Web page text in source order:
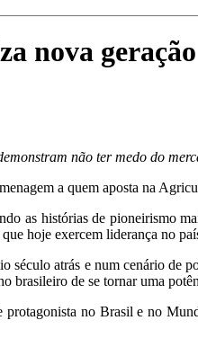
nova
não ter medo do
a quem aposta na
as histórias de pioneirismo
hoje exercem liderança no
século atrás e num cenário de
brasileiro de se tornar uma
no Brasil e no